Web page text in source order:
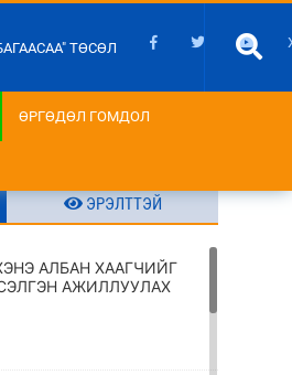
ТӨСӨЛ
ӨРГӨДӨЛ ГОМДОЛ
ЭРЭЛТТЭЙ
АЛБАН ХААГЧИЙГ
АЖИЛЛУУЛАХ